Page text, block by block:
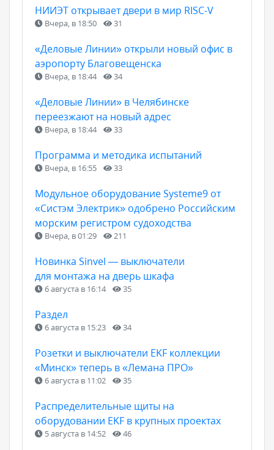
НИИЭТ открывает двери в мир RISC-V
Вчера, в 18:50 31
«Деловые Линии» открыли новый офис в
аэропорту Благовещенска
Вчера, в 18:44 34
«Деловые Линии» в Челябинске
переезжают на новый адрес
Вчера, в 18:44 33
Программа и методика испытаний
Вчера, в 16:55 33
Модульное оборудование Systeme9 от
«Систэм Электрик» одобрено Российским
морским регистром судоходства
Вчера, в 01:29 211
Новинка Sinvel — выключатели
для монтажа на дверь шкафа
6 августа в 16:14 35
Раздел
6 августа в 15:23 34
Розетки и выключатели EKF коллекции
«Минск» теперь в «Лемана ПРО»
6 августа в 11:02 35
Распределительные щиты на
оборудовании EKF в крупных проектах
5 августа в 14:52 46